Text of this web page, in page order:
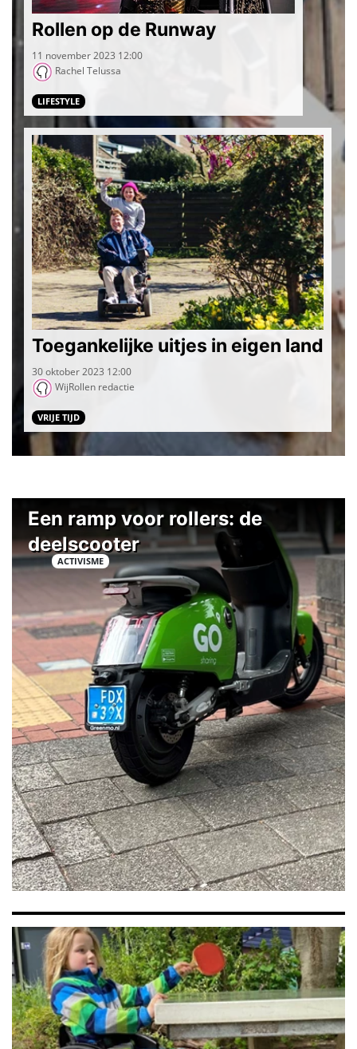
Rollen op de Runway
11 november 2023 12:00
Rachel Telussa
LIFESTYLE
Toegankelijke uitjes in eigen land
30 oktober 2023 12:00
WijRollen redactie
VRIJE TIJD
Een ramp voor rollers: de
deelscooter
ACTIVISME